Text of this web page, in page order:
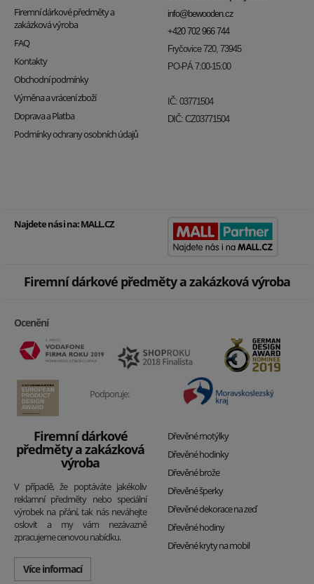
Firemní dárkové předměty a
zakázková výroba
FAQ
Kontakty
Obchodní podmínky
Výměna a vrácení zboží
Doprava a Platba
Podmínky ochrany osobních údajů
info@bewooden.cz
+420 702 966 744
Fryčovice 720, 73945
PO-PÁ 7:00-15:00
IČ: 03771504
DIČ: CZ03771504
Najdete nás i na:MALL.CZ
Firemní dárkové předměty a zakázková výroba
Ocenění
Podporuje:
Firemní dárkové
předměty a zakázková
výroba
V případě, že poptáváte jakékoliv
reklamní předměty nebo speciální
výrobek na přání, tak nás neváhejte
oslovit a my vám nezávazně
zpracujeme cenovou nabídku.
Více informací
Dřevěné motýlky
Dřevěné hodinky
Dřevěné brože
Dřevěné šperky
Dřevěné dekorace na zeď
Dřevěné hodiny
Dřevěné kryty na mobil